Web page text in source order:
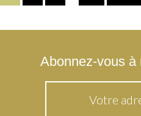
Abonnez-vous à